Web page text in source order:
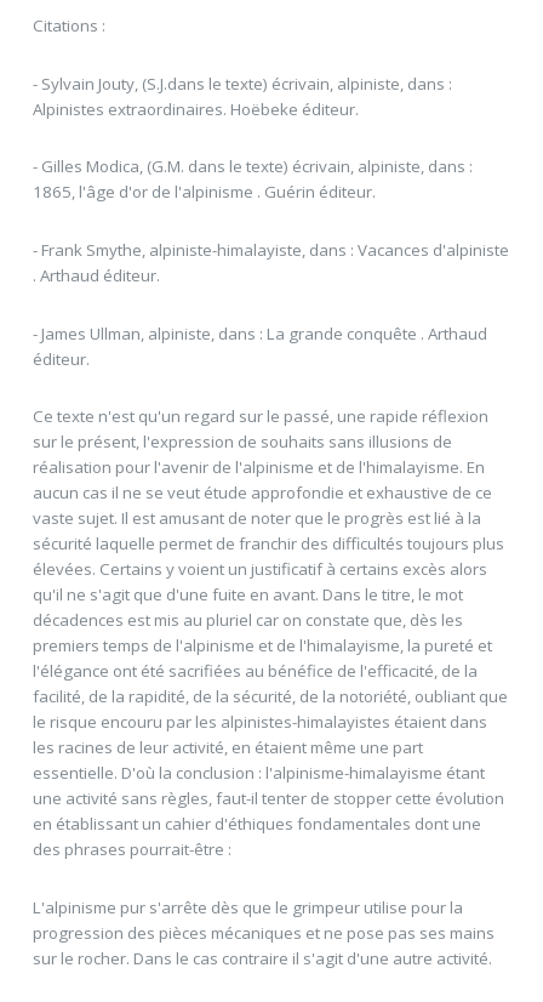
Citations :
- Sylvain Jouty, (S.J.dans le texte) écrivain, alpiniste, dans :
Alpinistes extraordinaires. Hoëbeke éditeur.
- Gilles Modica, (G.M. dans le texte) écrivain, alpiniste, dans :
1865, l'âge d'or de l'alpinisme . Guérin éditeur.
- Frank Smythe, alpiniste-himalayiste, dans : Vacances d'alpiniste
. Arthaud éditeur.
- James Ullman, alpiniste, dans : La grande conquête . Arthaud
éditeur.
Ce texte n'est qu'un regard sur le passé, une rapide réflexion
sur le présent, l'expression de souhaits sans illusions de
réalisation pour l'avenir de l'alpinisme et de l'himalayisme. En
aucun cas il ne se veut étude approfondie et exhaustive de ce
vaste sujet. Il est amusant de noter que le progrès est lié à la
sécurité laquelle permet de franchir des difficultés toujours plus
élevées. Certains y voient un justificatif à certains excès alors
qu'il ne s'agit que d'une fuite en avant. Dans le titre, le mot
décadences est mis au pluriel car on constate que, dès les
premiers temps de l'alpinisme et de l'himalayisme, la pureté et
l'élégance ont été sacrifiées au bénéfice de l'efficacité, de la
facilité, de la rapidité, de la sécurité, de la notoriété, oubliant que
le risque encouru par les alpinistes-himalayistes étaient dans
les racines de leur activité, en étaient même une part
essentielle. D'où la conclusion : l'alpinisme-himalayisme étant
une activité sans règles, faut-il tenter de stopper cette évolution
en établissant un cahier d'éthiques fondamentales dont une
des phrases pourrait-être :
L'alpinisme pur s'arrête dès que le grimpeur utilise pour la
progression des pièces mécaniques et ne pose pas ses mains
sur le rocher. Dans le cas contraire il s'agit d'une autre activité.